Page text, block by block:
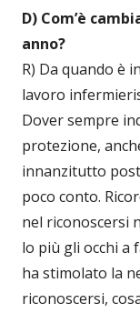
D) Com’è
anno?
R) Da quando è
lavoro
Dover sempre
protezione,
innanzitutto
poco conto.
nel riconoscersi
lo più gli occhi a
ha stimolato la
riconoscersi,